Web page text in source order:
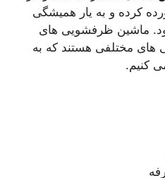
کرده و به یار همیشگی
ماشین ظرفشویی های
های مختلفی هستند که به
کنیم.